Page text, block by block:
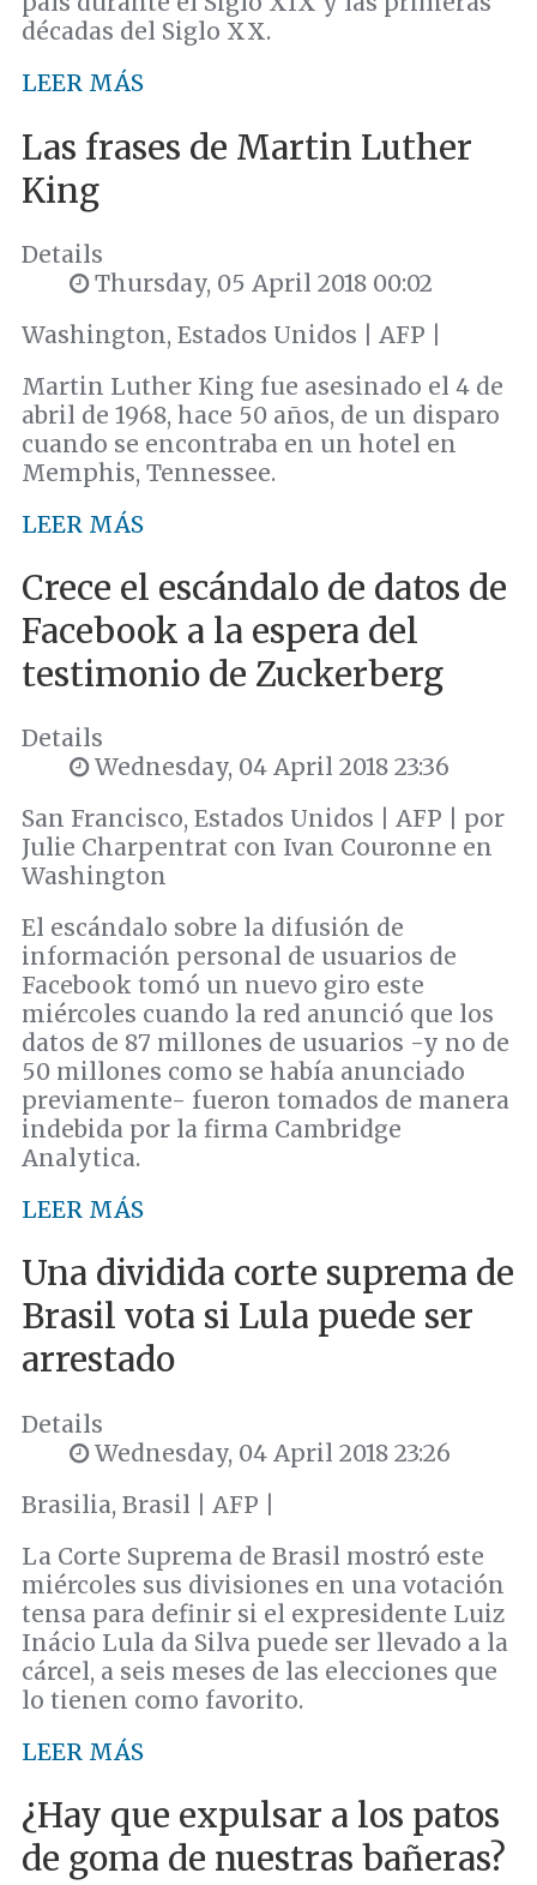
décadas del Siglo XX.
LEER MÁS
Las frases de Martin Luther
King
Details
Thursday, 05 April 2018 00:02
Washington, Estados Unidos | AFP |
Martin Luther King fue asesinado el 4 de
abril de 1968, hace 50 años, de un disparo
cuando se encontraba en un hotel en
Memphis, Tennessee.
LEER MÁS
Crece el escándalo de datos de
Facebook a la espera del
testimonio de Zuckerberg
Details
Wednesday, 04 April 2018 23:36
San Francisco, Estados Unidos | AFP | por
Julie Charpentrat con Ivan Couronne en
Washington
El escándalo sobre la difusión de
información personal de usuarios de
Facebook tomó un nuevo giro este
miércoles cuando la red anunció que los
datos de 87 millones de usuarios -y no de
50 millones como se había anunciado
previamente- fueron tomados de manera
indebida por la firma Cambridge
Analytica.
LEER MÁS
Una dividida corte suprema de
Brasil vota si Lula puede ser
arrestado
Details
Wednesday, 04 April 2018 23:26
Brasilia, Brasil | AFP |
La Corte Suprema de Brasil mostró este
miércoles sus divisiones en una votación
tensa para definir si el expresidente Luiz
Inácio Lula da Silva puede ser llevado a la
cárcel, a seis meses de las elecciones que
lo tienen como favorito.
LEER MÁS
¿Hay que expulsar a los patos
de goma de nuestras bañeras?